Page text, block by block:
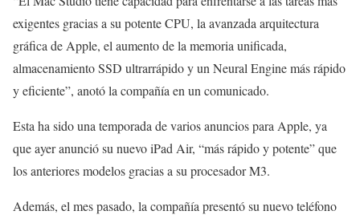
exigentes gracias a su potente CPU, la avanzada arquitectura
gráfica de Apple, el aumento de la memoria unificada,
almacenamiento SSD ultrarrápido y un Neural Engine más rápido
y eficiente”, anotó la compañía en un comunicado.
Esta ha sido una temporada de varios anuncios para Apple, ya
que ayer anunció su nuevo iPad Air, “más rápido y potente” que
los anteriores modelos gracias a su procesador M3.
Además, el mes pasado, la compañía presentó su nuevo teléfono